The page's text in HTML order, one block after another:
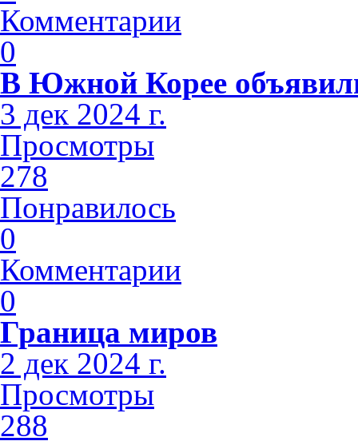
Комментарии
0
В Южной Корее
3 дек 2024 г.
Просмотры
278
Понравилось
0
Комментарии
0
Граница миров
2 дек 2024 г.
Просмотры
288